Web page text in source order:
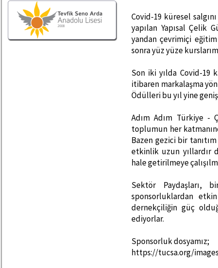
Covid-19 küresel
yapılan Yapısal Çelik
yandan çevrimiçi
sonra yüz yüze
Son iki yılda Covid-19
itibaren markalaşma
Ödülleri bu yıl yine
Adım Adım Türkiye -
toplumun her
Bazen gezici bir
etkinlik uzun yıllardır
hale getirilmeye
Sektör Paydaşları,
sponsorluklardan
dernekçiliğin güç
ediyorlar.
Sponsorluk dosyamız;
https://tucsa.org/